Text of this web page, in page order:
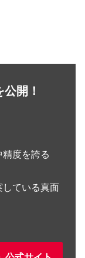
開！
精度を誇る
している真面